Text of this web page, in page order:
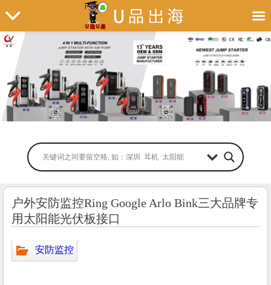
户外安防监控Ring Google Arlo Bink三大品牌专
用太阳能光伏板接口
安防监控